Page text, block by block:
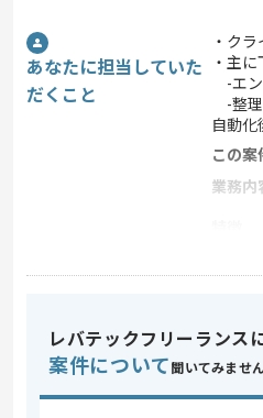
あなたに担当していた
だくこと
・ク
・主
-エン
-整理
自動化
この案
業務内
スキル
・
・
歓迎ス
レバテックフリーランス
案件について 聞いてみませ